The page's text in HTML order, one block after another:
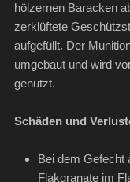
hölzernen Baracken
zerklüftete
aufgefüllt. Der
umgebaut und wird
genutzt.
Schäden und
Bei dem Gefecht
Flakgranate im